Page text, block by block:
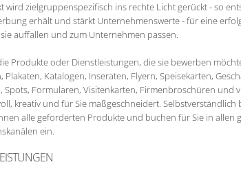
wird zielgruppenspezifisch ins rechte Licht gerückt - so
erhält und stärkt Unternehmenswerte - für eine
auffallen und zum Unternehmen passen.
Produkte oder Dienstleistungen, die sie bewerben
Plakaten, Katalogen, Inseraten, Flyern, Speisekarten,
Spots, Formularen, Visitenkarten, Firmenbroschüren und
kreativ und für Sie maßgeschneidert. Selbstverständlich
alle geforderten Produkte und buchen für Sie in allen
ein.